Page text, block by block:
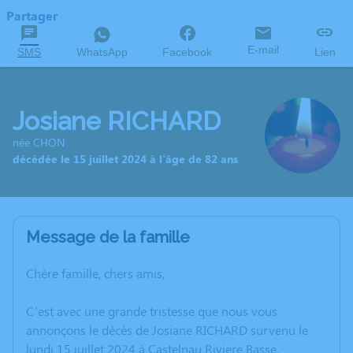
Partager
SMS WhatsApp Facebook E-mail Lien
Josiane RICHARD
née CHON
décédée le 15 juillet 2024 à l'âge de 82 ans
Message de la famille
Chère famille, chers amis,
C’est avec une grande tristesse que nous vous
annonçons le décès de Josiane RICHARD survenu le
lundi 15 juillet 2024 à Castelnau Riviere Basse.